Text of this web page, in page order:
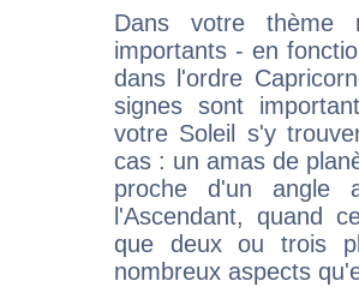
Dans votre thème
importants - en
dans l'ordre
signes sont
votre Soleil s'y
cas : un amas de
proche d'un
l'Ascendant, quand
que deux ou trois
nombreux aspects